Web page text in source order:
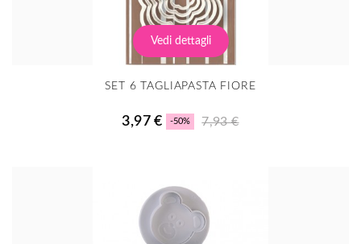
Vedi dettagli
SET 6 TAGLIAPASTA FIORE
3,97 € -50% 7,93 €